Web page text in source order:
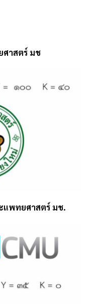
าสตร์ มช
แพทยศาสตร์ มช.